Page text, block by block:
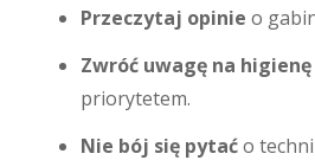
Przeczytaj opinie o
Zwróć uwagę na higienę
priorytetem.
Nie bój się pytaćo